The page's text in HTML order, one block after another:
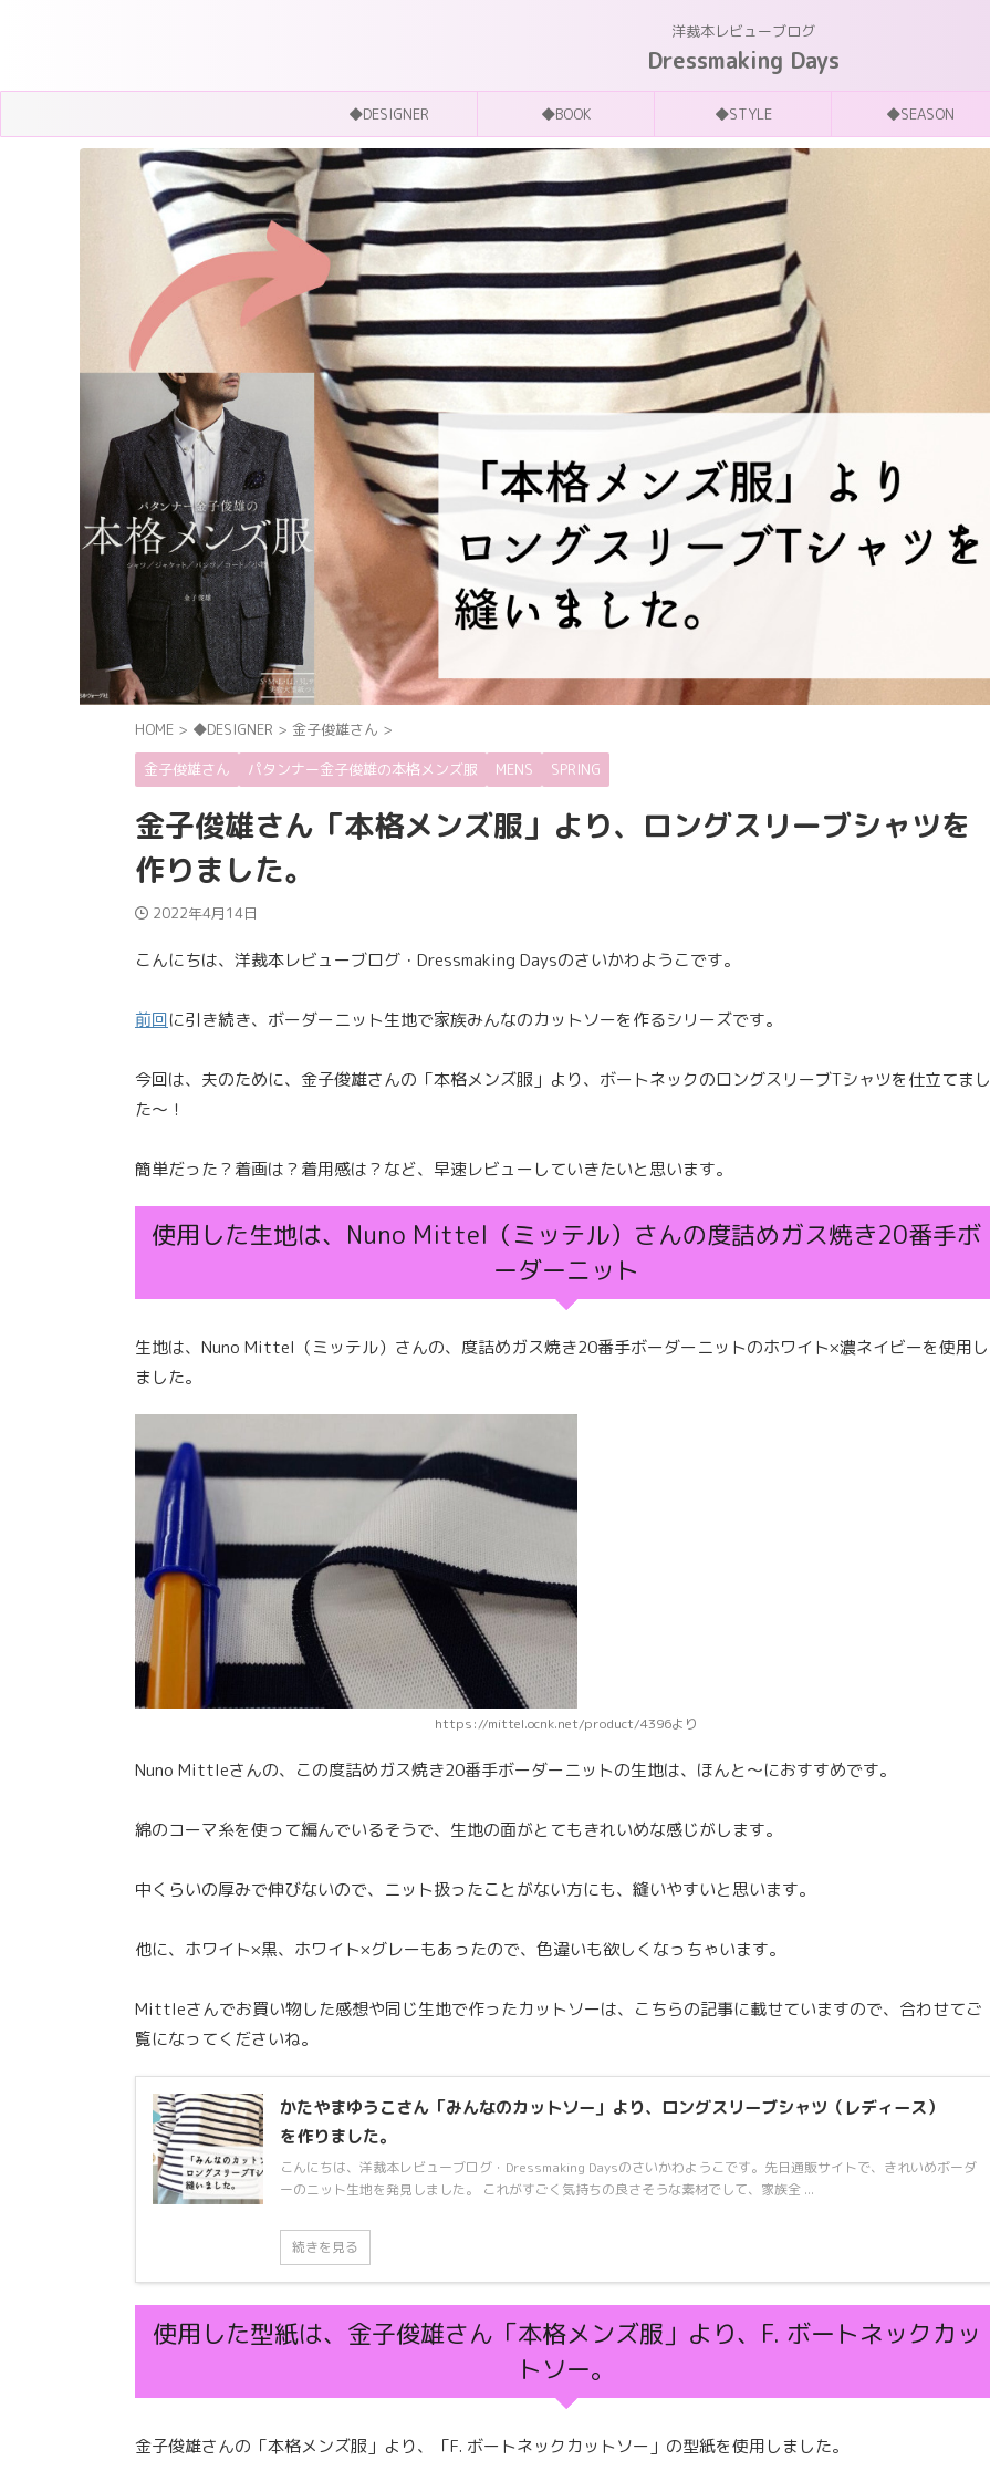
洋裁本レビューブログ
Dressmaking Days
◆DESIGNER ◆BOOK ◆STYLE ◆SEASON
HOME > ◆DESIGNER > 金子俊雄さん >
金子俊雄さん
パタンナー金子俊雄の本格メンズ服 MENS SPRING
金子俊雄さん「本格メンズ服」より、ロングスリーブシャツを
作りました。
2022年4月14日
こんにちは、洋裁本レビューブログ・Dressmaking Daysのさいかわようこです。
前回に引き続き、ボーダーニット生地で家族みんなのカットソーを作るシリーズです。
今回は、夫のために、金子俊雄さんの「本格メンズ服」より、ボートネックのロングスリーブTシャツを仕立てまし
た〜！
簡単だった？着画は？着用感は？など、早速レビューしていきたいと思います。
使用した生地は、Nuno Mittel（ミッテル）さんの度詰めガス焼き20番手ボ
ーダーニット
生地は、Nuno Mittel（ミッテル）さんの、度詰めガス焼き20番手ボーダーニットのホワイト×濃ネイビーを使用し
ました。
https://mittel.ocnk.net/product/4396より
Nuno Mittleさんの、この度詰めガス焼き20番手ボーダーニットの生地は、ほんと〜におすすめです。
綿のコーマ糸を使って編んでいるそうで、生地の面がとてもきれいめな感じがします。
中くらいの厚みで伸びないので、ニット扱ったことがない方にも、縫いやすいと思います。
他に、ホワイト×黒、ホワイト×グレーもあったので、色違いも欲しくなっちゃいます。
Mittleさんでお買い物した感想や同じ生地で作ったカットソーは、こちらの記事に載せていますので、合わせてご
覧になってくださいね。
かたやまゆうこさん「みんなのカットソー」より、ロングスリーブシャツ（レディース）
を作りました。
こんにちは、洋裁本レビューブログ・Dressmaking Daysのさいかわようこです。先日通販サイトで、きれいめボーダ
ーのニット生地を発見しました。 これがすごく気持ちの良さそうな素材でして、家族全 ...
続きを見る
使用した型紙は、金子俊雄さん「本格メンズ服」より、F. ボートネックカッ
トソー。
金子俊雄さんの「本格メンズ服」より、「F. ボートネックカットソー」の型紙を使用しました。